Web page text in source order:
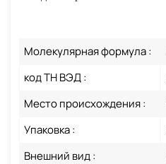
Молекулярная формула :
код ТН ВЭД :
Место происхождения :
Упаковка :
Внешний вид :